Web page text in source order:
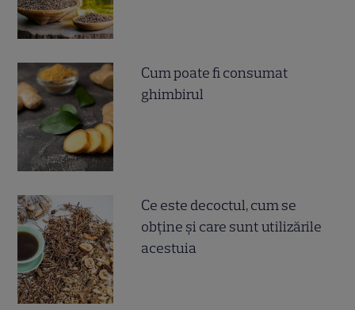
Cum poate fi consumat
ghimbirul
Ce este decoctul, cum se
obţine şi care sunt utilizările
acestuia